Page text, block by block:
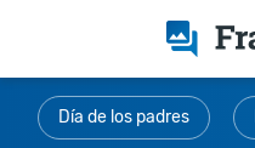
Día de los padres